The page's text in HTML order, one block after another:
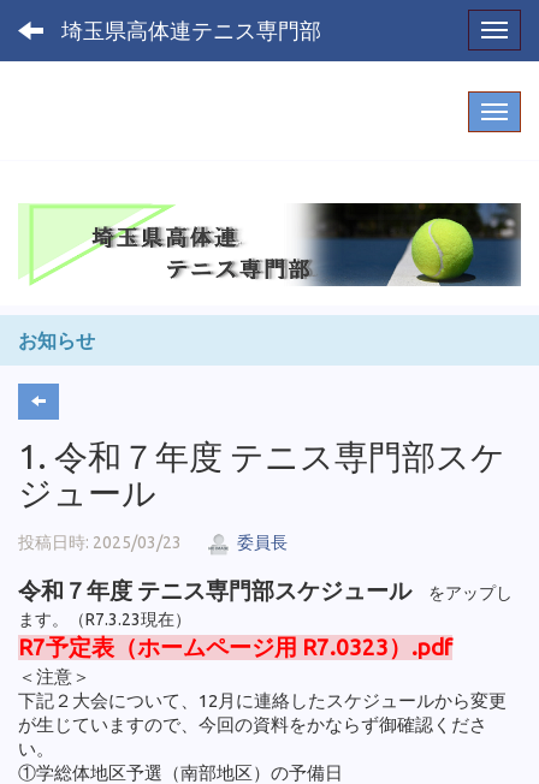
埼玉県高体連テニス専門部
お知らせ
1. 令和７年度 テニス専門部スケ
ジュール
投稿日時: 2025/03/23 委員長
令和７年度 テニス専門部スケジュールをアップし
ます。（R7.3.23現在）
R7予定表（ホームページ用 R7.0323）.pdf
＜注意＞
下記２大会について、12月に連絡したスケジュールから変更
が生じていますので、今回の資料をかならず御確認くださ
い。
①学総体地区予選（南部地区）の予備日